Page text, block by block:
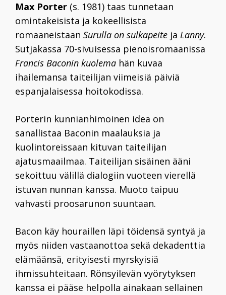
Max Porter (s. 1981) taas tunnetaan
omintakeisista ja kokeellisista
romaaneistaan Surulla on sulkapeite ja Lanny.
Sutjakassa 70-sivuisessa pienoisromaanissa
Francis Baconin kuolema hän kuvaa
ihailemansa taiteilijan viimeisiä päiviä
espanjalaisessa hoitokodissa.
Porterin kunnianhimoinen idea on
sanallistaa Baconin maalauksia ja
kuolintoreissaan kituvan taiteilijan
ajatusmaailmaa. Taiteilijan sisäinen ääni
sekoittuu välillä dialogiin vuoteen vierellä
istuvan nunnan kanssa. Muoto taipuu
vahvasti proosarunon suuntaan.
Bacon käy houraillen läpi töidensä syntyä ja
myös niiden vastaanottoa sekä dekadenttia
elämäänsä, erityisesti myrskyisiä
ihmissuhteitaan. Rönsyilevän vyörytyksen
kanssa ei pääse helpolla ainakaan sellainen